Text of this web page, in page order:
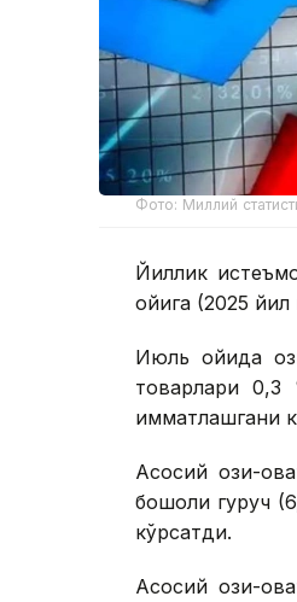
Фото: Миллий
Йиллик
ойига (2025
Июль ойида
товарлари 0,3
қимматлашгани
Асосий озиқ-
бошоқли гуруч
кўрсатди.
Асосий озиқ-